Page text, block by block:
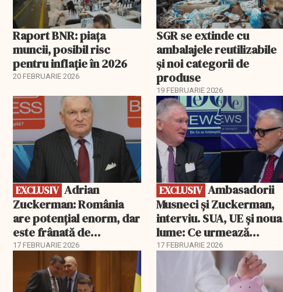
Raport BNR: piața
muncii, posibil risc
pentru inflație în 2026
20 FEBRUARIE 2026
SGR se extinde cu
ambalajele reutilizabile
și noi categorii de
produse
19 FEBRUARIE 2026
EXCLUSIV
EXCLUSIV
Zuckerman: România
are potențial enorm, dar
este frânată de
corupție, companii de
stat și influența
propagandei ruse
17 FEBRUARIE 2026
EXCLUSIV
EXCLUSIV Ambasadorii
Musneci și Zuckerman,
interviu. SUA, UE și noua
lume: Ce urmează
pentru România
17 FEBRUARIE 2026